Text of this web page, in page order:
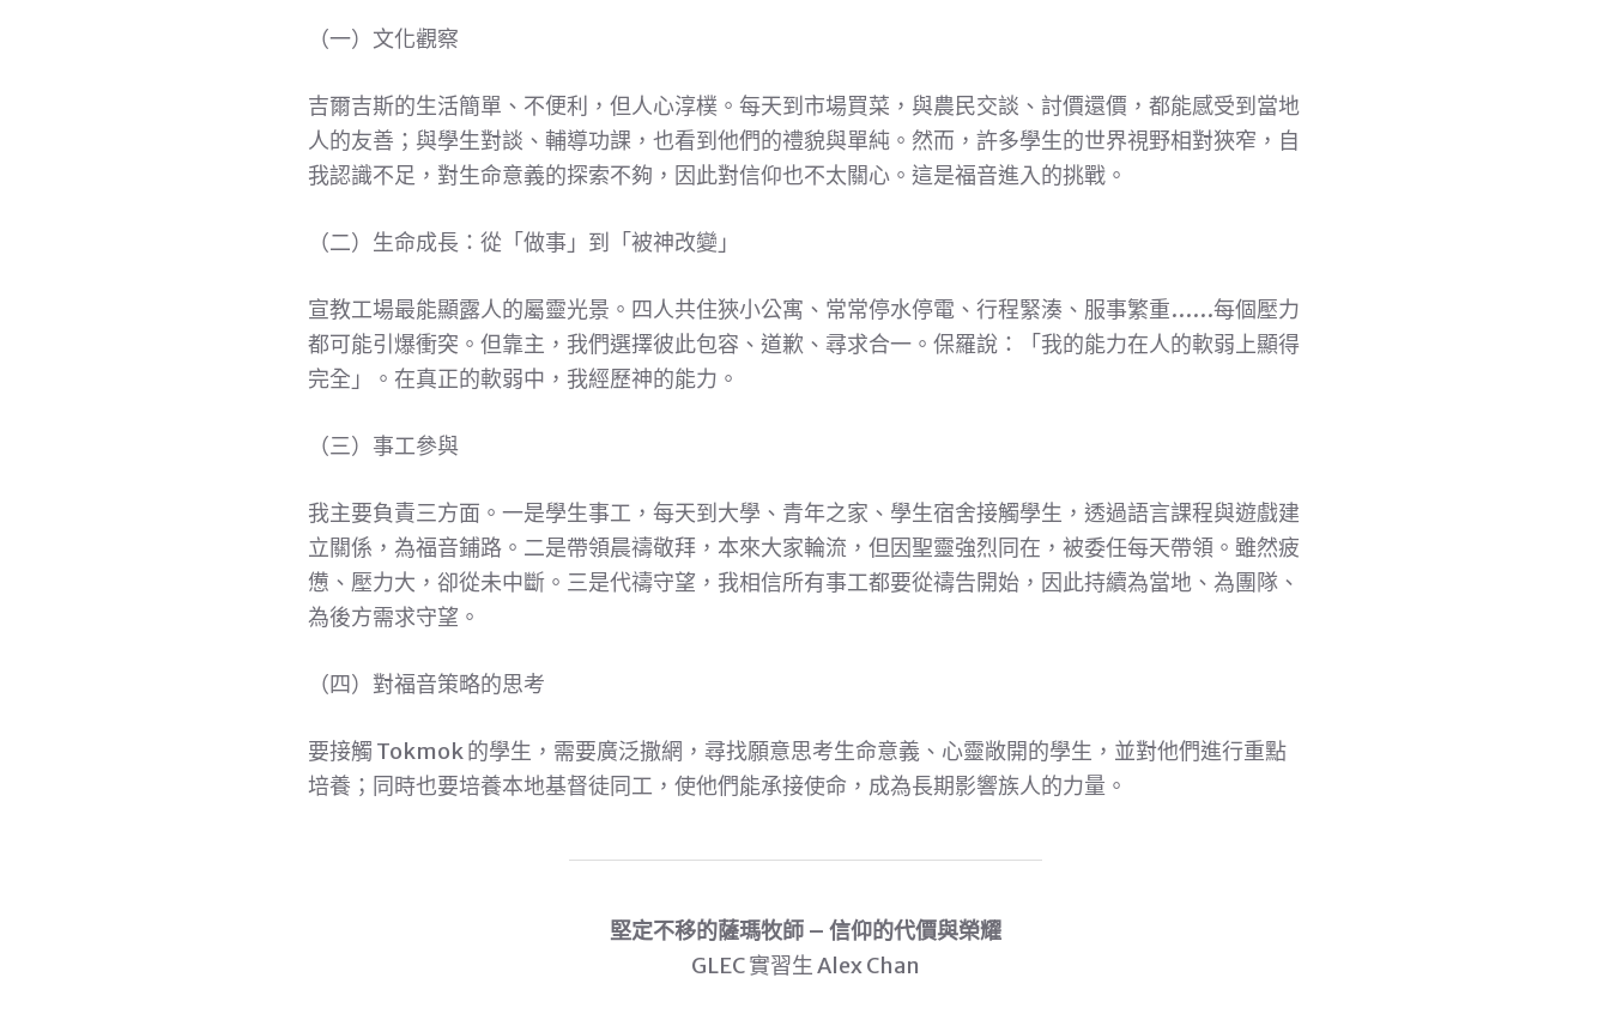
（一）文化觀察
吉爾吉斯的生活簡單、不便利，但人心淳樸。每天到市場買菜，與農民交談、討價還價，都能感受到當地
人的友善；與學生對談、輔導功課，也看到他們的禮貌與單純。然而，許多學生的世界視野相對狹窄，自
我認識不足，對生命意義的探索不夠，因此對信仰也不太關心。這是福音進入的挑戰。
（二）生命成長：從「做事」到「被神改變」
宣教工場最能顯露人的屬靈光景。四人共住狹小公寓、常常停水停電、行程緊湊、服事繁重……每個壓力
都可能引爆衝突。但靠主，我們選擇彼此包容、道歉、尋求合一。保羅說：「我的能力在人的軟弱上顯得
完全」。在真正的軟弱中，我經歷神的能力。
（三）事工參與
我主要負責三方面。一是學生事工，每天到大學、青年之家、學生宿舍接觸學生，透過語言課程與遊戲建
立關係，為福音鋪路。二是帶領晨禱敬拜，本來大家輪流，但因聖靈強烈同在，被委任每天帶領。雖然疲
憊、壓力大，卻從未中斷。三是代禱守望，我相信所有事工都要從禱告開始，因此持續為當地、為團隊、
為後方需求守望。
（四）對福音策略的思考
要接觸 Tokmok 的學生，需要廣泛撒網，尋找願意思考生命意義、心靈敞開的學生，並對他們進行重點
培養；同時也要培養本地基督徒同工，使他們能承接使命，成為長期影響族人的力量。
堅定不移的薩瑪牧師 – 信仰的代價與榮耀
GLEC 實習生 Alex Chan